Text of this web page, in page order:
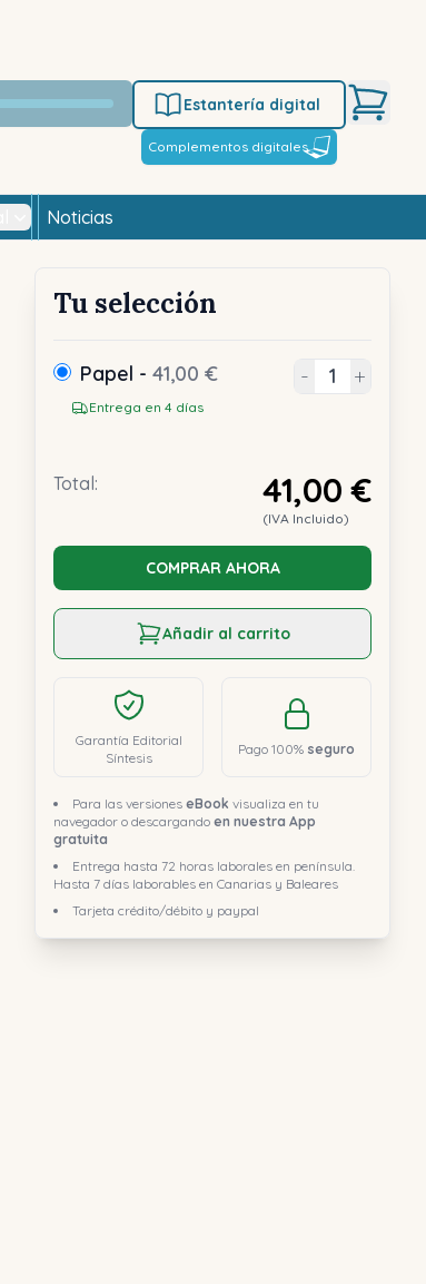
Estantería digital
Complementos digitales
Noticias
Tu selección
Papel - 41,00 €
Entrega en 4 días
- +
Total: 41,00 €
(IVA Incluido)
COMPRAR AHORA
Añadir al carrito
Garantía Editorial
Síntesis
Pago 100% seguro
Para las versiones eBook visualiza en tu
navegador o descargando en nuestra App
gratuita
Entrega hasta 72 horas laborales en península.
Hasta 7 días laborables en Canarias y Baleares
Tarjeta crédito/débito y paypal